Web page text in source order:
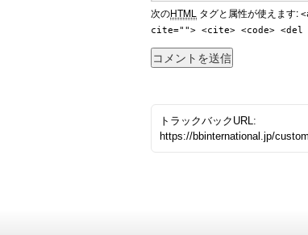
次のHTML タグと属性が使えます:
cite=""> <cite> <code>
トラックバックURL:
https://bbinternational.jp/